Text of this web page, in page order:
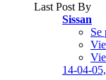
Last Post By
Sissan
Se
14-04-05,